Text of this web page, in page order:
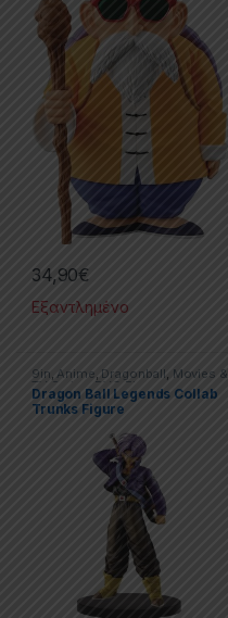
34,90€
Εξαντλημένο
9in,Anime, Dragonball, Movies &
TV Series, PVC Figures
Dragon Ball Legends Collab
Trunks Figure